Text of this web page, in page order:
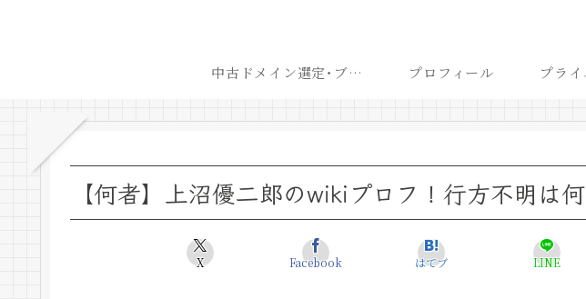
中古ドメイン選定･ブログ開設後最短での収益化戦略 プロフィール プラ
【何者】上沼優二郎のwikiプロフ！行方不明は
X Facebook はてブ LINE